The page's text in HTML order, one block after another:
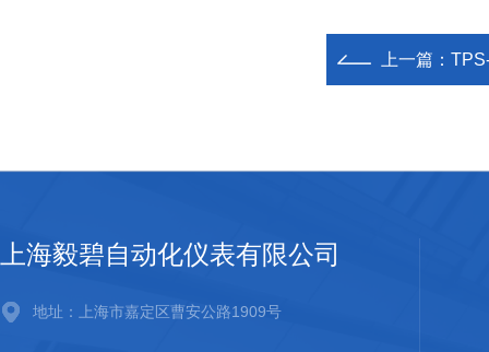
上一篇：
上海毅碧自动化仪表有限公司
地址：上海市嘉定区曹安公路1909号